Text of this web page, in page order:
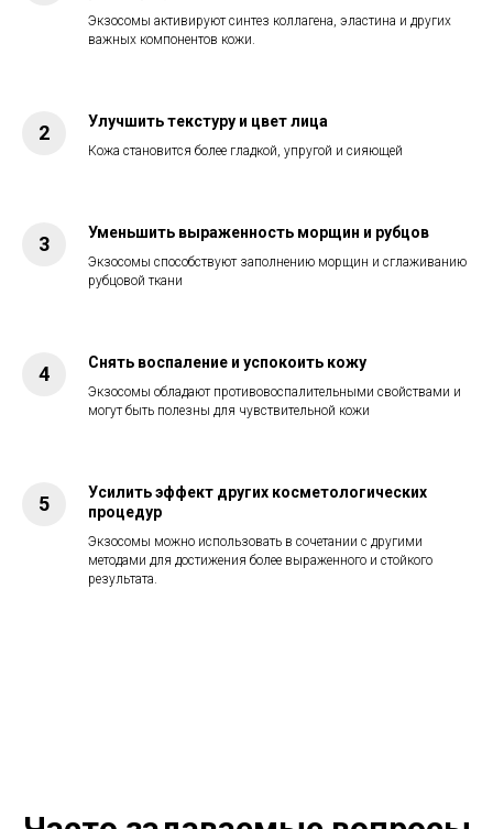
Экзосомы активируют синтез коллагена, эластина и других
важных компонентов кожи.
Улучшить текстуру и цвет лица
Кожа становится более гладкой, упругой и сияющей
Уменьшить выраженность морщин и рубцов
Экзосомы способствуют заполнению морщин и сглаживанию
рубцовой ткани
Снять воспаление и успокоить кожу
Экзосомы обладают противовоспалительными свойствами и
могут быть полезны для чувствительной кожи
Усилить эффект других косметологических
процедур
Экзосомы можно использовать в сочетании с другими
методами для достижения более выраженного и стойкого
результата.